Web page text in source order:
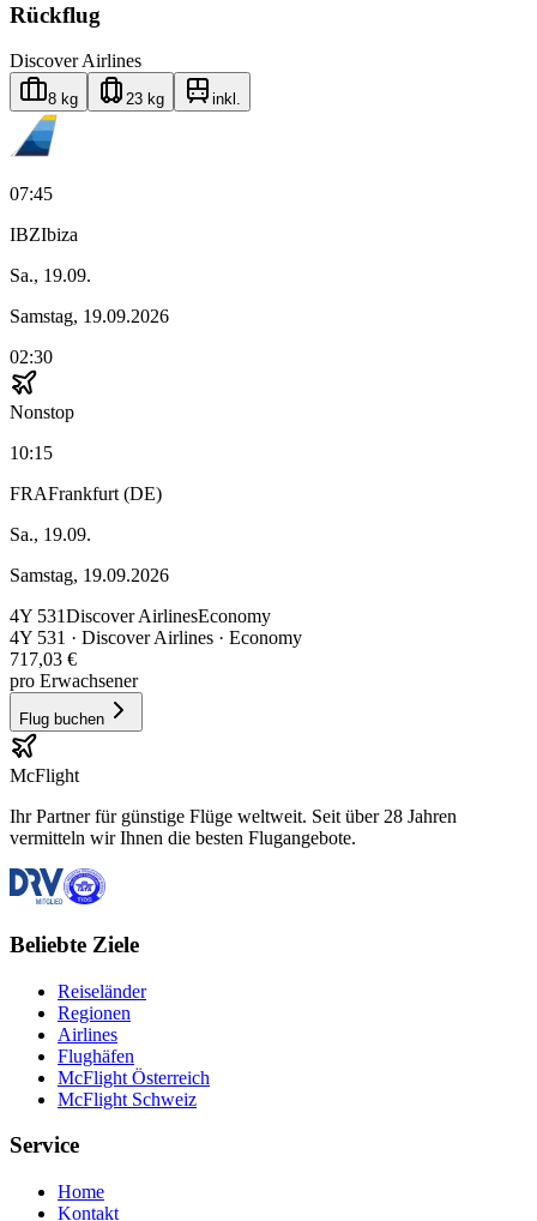
Rückflug
Discover Airlines
8 kg 23 kg inkl.
07:45
IBZIbiza
Sa., 19.09.
Samstag, 19.09.2026
02:30
Nonstop
10:15
FRAFrankfurt (DE)
Sa., 19.09.
Samstag, 19.09.2026
4Y 531Discover AirlinesEconomy
4Y 531 · Discover Airlines · Economy
717,03 €
pro Erwachsener
Flug buchen
McFlight
Ihr Partner für günstige Flüge weltweit. Seit über 28 Jahren
vermitteln wir Ihnen die besten Flugangebote.
Beliebte Ziele
Reiseländer
Regionen
Airlines
Flughäfen
McFlight Österreich
McFlight Schweiz
Service
Home
Kontakt